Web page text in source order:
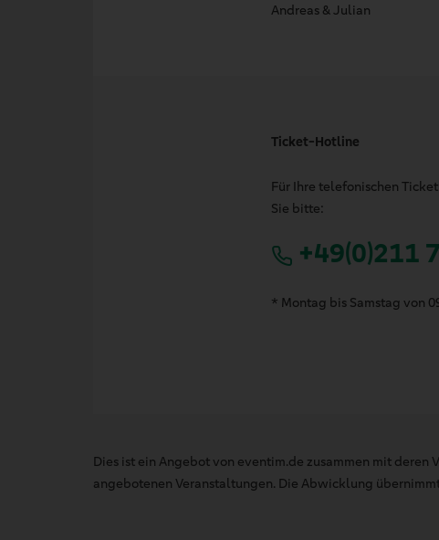
Andreas & Julian
Ticket-Hotline
Für Ihre telefonischen
Sie bitte:
+49(0)211
* Montag bis Samstag von
Dies ist ein Angebot von eventim.de zusammen mit deren
angebotenen Veranstaltungen. Die Abwicklung